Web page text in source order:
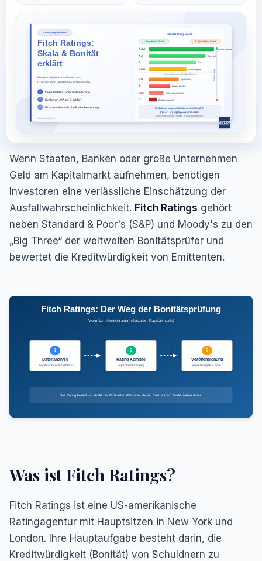
Wenn Staaten, Banken oder große Unternehmen
Geld am Kapitalmarkt aufnehmen, benötigen
Investoren eine verlässliche Einschätzung der
Ausfallwahrscheinlichkeit. Fitch Ratings gehört
neben Standard & Poor's (S&P) und Moody's zu den
„Big Three“ der weltweiten Bonitätsprüfer und
bewertet die Kreditwürdigkeit von Emittenten.
Fitch Ratings: Der Weg der Bonitätsprüfung
Vom Emittenten zum globalen Kapitalmarkt
1
Datenanalyse
Finanzkennzahlen & Markt
2
Rating-Komitee
Expertenbewertung
3
Veröffentlichung
Zuweisung (z.B. AAA)
Das Rating beeinflusst direkt die Zinskosten (Rendite), die ein Emittent am Markt zahlen muss.
Was ist Fitch Ratings?
Fitch Ratings ist eine US-amerikanische
Ratingagentur mit Hauptsitzen in New York und
London. Ihre Hauptaufgabe besteht darin, die
Kreditwürdigkeit (Bonität) von Schuldnern zu